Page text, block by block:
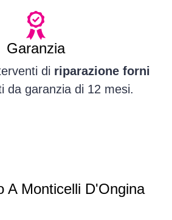
Garanzia
di riparazione forni
da garanzia di 12 mesi.
A Monticelli D'Ongina